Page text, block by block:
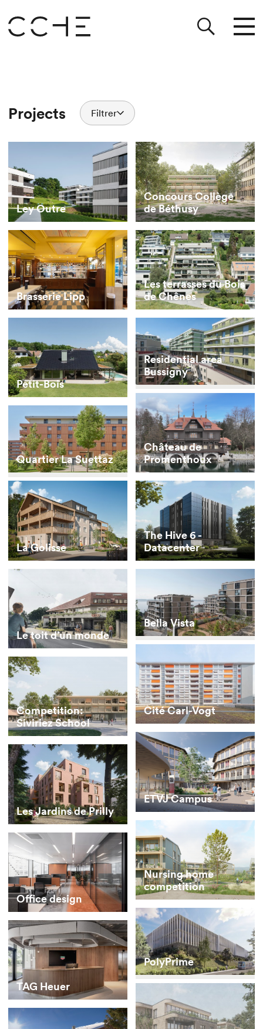
Projects Filtrer
Ley Outre
Concours Collège
de Béthusy
Brasserie Lipp
Les terrasses du Bois
de Chênes
Petit-Bois
Residential area
Bussigny
Château de
Promenthoux
Quartier La Suettaz
La Golisse
The Hive 6 -
Datacenter
Le toit d’un monde
Bella Vista
Cité Carl-Vogt
Competition:
Siviriez School
ETVJ Campus
Les Jardins de Prilly
Nursing home
competition
Office design
PolyPrime
TAG Heuer